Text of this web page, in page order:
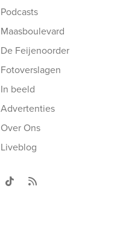
Podcasts
Maasboulevard
De Feijenoorder
Fotoverslagen
In beeld
Advertenties
Over Ons
Liveblog